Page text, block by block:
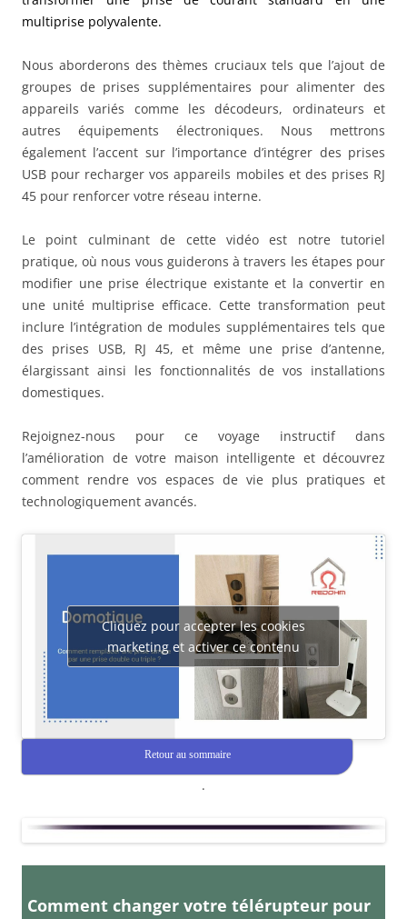
multiprise polyvalente.
Nous aborderons des thèmes cruciaux tels que l’ajout de
groupes de prises supplémentaires pour alimenter des
appareils variés comme les décodeurs, ordinateurs et
autres équipements électroniques. Nous mettrons
également l’accent sur l’importance d’intégrer des prises
USB pour recharger vos appareils mobiles et des prises RJ
45 pour renforcer votre réseau interne.
Le point culminant de cette vidéo est notre tutoriel
pratique, où nous vous guiderons à travers les étapes pour
modifier une prise électrique existante et la convertir en
une unité multiprise efficace. Cette transformation peut
inclure l’intégration de modules supplémentaires tels que
des prises USB, RJ 45, et même une prise d’antenne,
élargissant ainsi les fonctionnalités de vos installations
domestiques.
Rejoignez-nous pour ce voyage instructif dans
l’amélioration de votre maison intelligente et découvrez
comment rendre vos espaces de vie plus pratiques et
technologiquement avancés.
Cliquez pour accepter les cookies
marketing et activer ce contenu
Retour au sommaire
.
Comment changer votre télérupteur pour